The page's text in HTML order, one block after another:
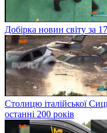
Добірка новин світу за
Столицю італійської
останні 200 років